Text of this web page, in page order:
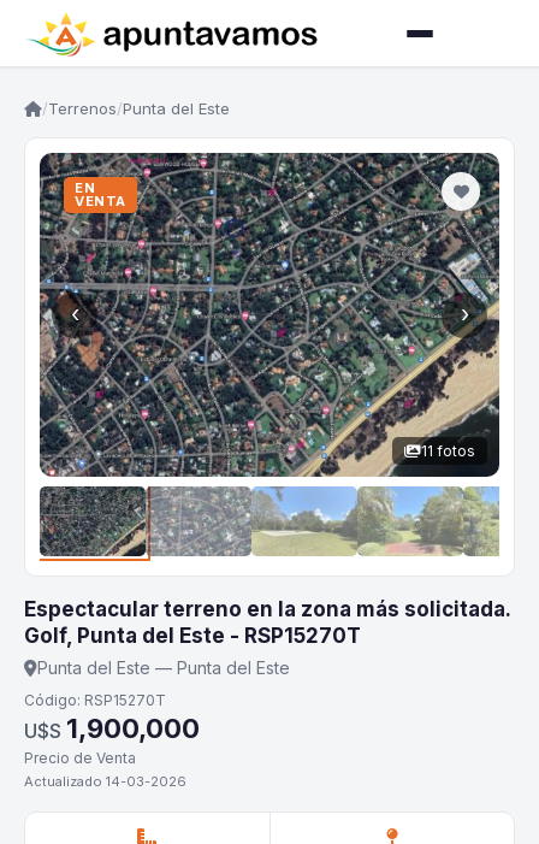
/Terrenos/Punta del Este
‹ ›
EN
VENTA
11 fotos
Espectacular terreno en la zona más solicitada.
Golf, Punta del Este - RSP15270T
Punta del Este — Punta del Este
Código: RSP15270T
U$S 1,900,000
Precio de Venta
Actualizado 14-03-2026